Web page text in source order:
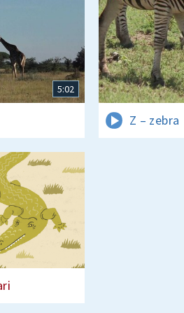
5:02
Z – zebra